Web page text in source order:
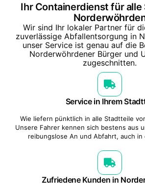
Ihr Containerdienst für
Wir sind Ihr lokaler Partner für
zuverlässige Abfallentsorgung in
unser Service ist genau auf die
Norderwöhrdener Bürger und
zugeschnitten.
Service in Ihrem
Wie liefern pünktlich in alle Stadtteile
Unsere Fahrer kennen sich bestens aus
reibungslose An und Abfahrt, auch in
Zufriedene Kunden in